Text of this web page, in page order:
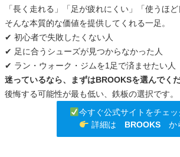
「長く走れる」「足が疲れにくい」「使うほど
そんな本質的な価値を提供してくれる一足。
✔ 初心者で失敗したくない人
✔ 足に合うシューズが見つからなかった人
✔ ラン・ウォーク・ジムを1足で済ませたい人
迷っているなら、まずはBROOKSを選んでくだ
後悔する可能性が最も低い、鉄板の選択です。
今すぐ公式サイトをチェ
詳細は BROOKSか